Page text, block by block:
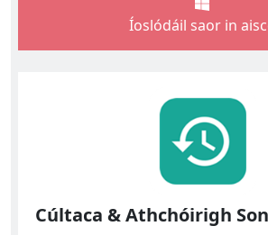
Íoslódáil saor in
Cúltaca & Athchóirigh